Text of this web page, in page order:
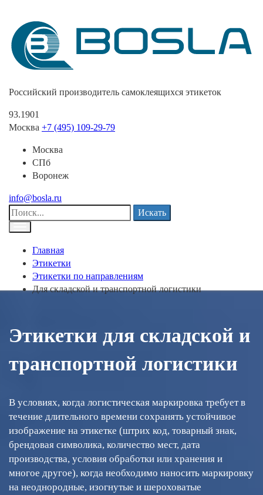
Российский производитель самоклеящихся этикеток
93.1901
Москва +7 (495) 109-29-79
Москва
СПб
Воронеж
info@bosla.ru
Искать
Главная
Этикетки
Этикетки по направлениям
Для складской и транспортной логистики
Этикетки для складской и
транспортной логистики
В условиях, когда логистическая маркировка требует в
течение длительного времени сохранять устойчивое
изображение на этикетке (штрих код, товарный знак,
брендовая символика, количество мест, дата
производства, условия обработки или хранения и
многое другое), когда необходимо наносить маркировку
на неоднородные, изогнутые и шероховатые